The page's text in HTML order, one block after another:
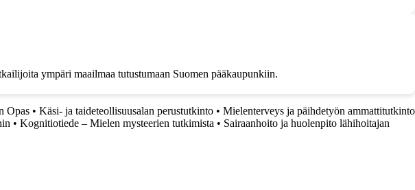
ympäri maailmaa tutustumaan Suomen pääkaupunkiin.
Opas • Käsi- ja taideteollisuusalan perustutkinto • Mielenterveys ja päihdetyön ammattitutkinto
• Kognitiotiede – Mielen mysteerien tutkimista • Sairaanhoito ja huolenpito lähihoitajan